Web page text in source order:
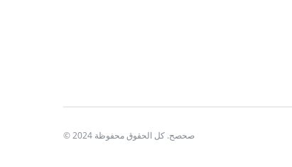
© 2024 صحصح. كل الحقوق محفوظة